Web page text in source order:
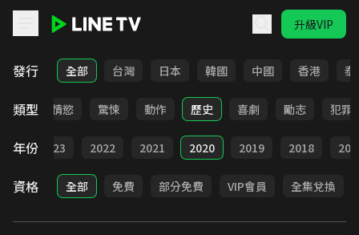
升級VIP
LINE TV - 電影
發行 全部 台灣 日本 韓國 中國 香港 泰
類型
愛情 情慾 驚悚 動作 歷史 喜劇 勵志 犯罪
年份 2023 2022 2021 2020 2019 2018
資格 全部 免費 部分免費 VIP會員 全集兌換